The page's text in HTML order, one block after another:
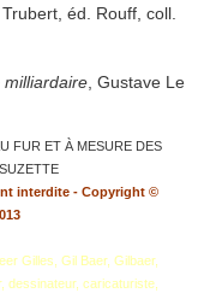
Trubert, éd. Rouff, coll.
, Gustave Le
FUR ET À MESURE DES
interdite - Copyright ©
Gilles, Gil Baer, Gilbaer,
dessinateur, caricaturiste,